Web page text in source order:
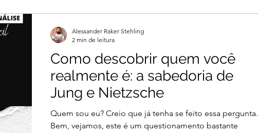
Como descobrir quem você
realmente é: a sabedoria de
Jung e Nietzsche
Quem sou eu? Creio que já tenha se feito essa pergunta.
Bem, vejamos, este é um questionamento bastante
Alessander Raker Stehling
2 min de leitura